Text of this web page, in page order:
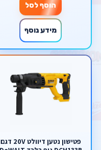
הוסף לסל
מידע נוסף
פטישון נטען דיוולט 20V דגם